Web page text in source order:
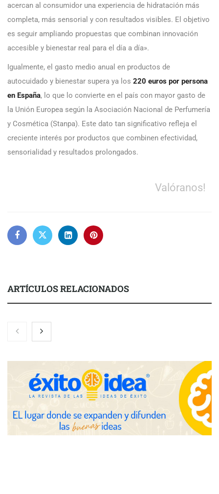
acercan al consumidor una experiencia de hidratación más
completa, más sensorial y con resultados visibles. El objetivo
es seguir ampliando propuestas que combinan innovación
accesible y bienestar real para el día a día».
Igualmente, el gasto medio anual en productos de
autocuidado y bienestar supera ya los 220 euros por persona
en España, lo que lo convierte en el país con mayor gasto de
la Unión Europea según la Asociación Nacional de Perfumería
y Cosmética (Stanpa). Este dato tan significativo refleja el
creciente interés por productos que combinen efectividad,
sensorialidad y resultados prolongados.
Valóranos!
ARTÍCULOS RELACIONADOS
Nicols presenta seis modelos de anillos de compromiso para el
eclipse solar del 12 de agosto
Zoomex mejora su Strategy Center con herramientas
avanzadas para trading estratégico
COMPALISS de LYSOTRIC: cuando un solo producto multiplica
las posibilidades del salón profesional